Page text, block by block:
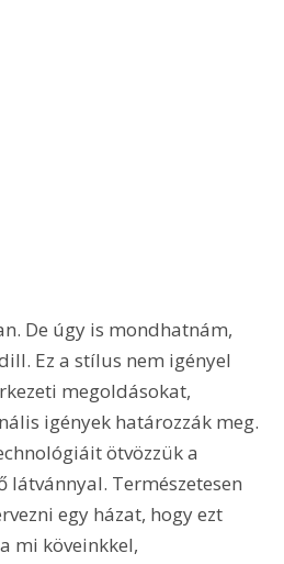
De úgy is mondhatnám,
Ez a stílus nem igényel
megoldásokat,
igények határozzák meg.
ötvözzük a
Természetesen
egy házat, hogy ezt
mi köveinkkel,